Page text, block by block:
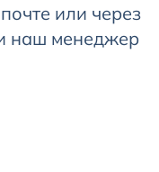
или через
наш менеджер